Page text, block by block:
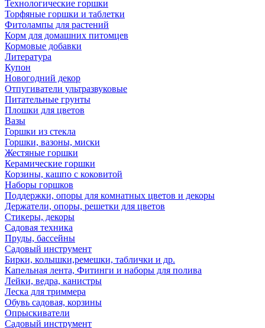
Технологические горшки
Торфяные горшки и таблетки
Фитолампы для растений
Корм для домашних питомцев
Кормовые добавки
Литература
Купон
Новогодний декор
Отпугиватели ультразвуковые
Питательные грунты
Плошки для цветов
Вазы
Горшки из стекла
Горшки, вазоны, миски
Жестяные горшки
Керамические горшки
Корзины, кашпо с коковитой
Наборы горшков
Поддержки, опоры для комнатных цветов и декоры
Держатели, опоры, решетки для цветов
Стикеры, декоры
Садовая техника
Пруды, бассейны
Садовый инструмент
Бирки, колышки,ремешки, таблички и др.
Капельная лента, Фитинги и наборы для полива
Лейки, ведра, канистры
Леска для триммера
Обувь садовая, корзины
Опрыскиватели
Садовый инструмент